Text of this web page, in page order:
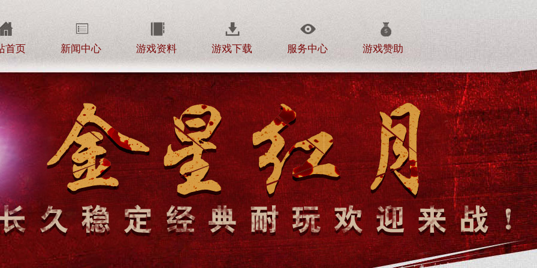
首页 新闻中心 游戏资料 游戏下载 服务中心 游戏赞助